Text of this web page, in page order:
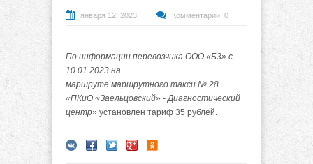
января 12, 2023 Комментарии: 0
По информации перевозчика ООО «Б3» с
10.01.2023 на
маршруте маршрутного такси № 28
«ПКиО «Заельцовский» - Диагностический
центр» установлен тариф 35 рублей.